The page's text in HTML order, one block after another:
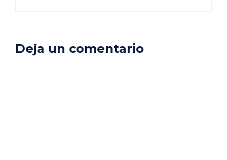
Deja un comentario